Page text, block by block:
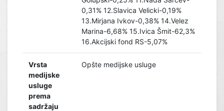
0,31% 12.Slavica Velicki-0,19%
13.Mirjana Ivkov-0,38% 14.Velez
Marina-6,68% 15.Ivica Šmit-62,3%
16.Akcijski fond RS-5,07%
Vrsta
medijske
usluge
prema
sadržaju
Opšte medijske usluge